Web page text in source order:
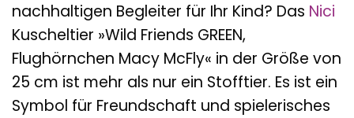
nachhaltigen Begleiter für Ihr Kind? Das Nici
Kuscheltier »Wild Friends GREEN,
Flughörnchen Macy McFly« in der Größe von
25 cm ist mehr als nur ein Stofftier. Es ist ein
Symbol für Freundschaft und spielerisches